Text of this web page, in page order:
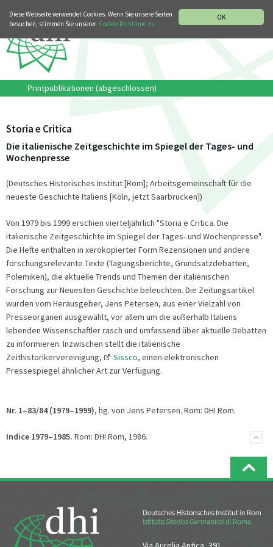
OK
Diese Webseite verwendet Cookies. Wenn Sie unsere Seiten
besuchen, stimmen Sie unserer Cookie-Richtlinie zu.
Printpublikationen (abgeschlossen)
Storia e Critica
Die italienische Zeitgeschichte im Spiegel der Tages- und
Wochenpresse
(Deutsches Historisches Institut [Rom]; Arbeitsgemeinschaft für die
neueste Geschichte Italiens [Köln, jetzt Saarbrücken])
Von 1979 bis 1999 erschien vierteljährlich "Storia e Critica. Die
italienische Zeitgeschichte im Spiegel der Tages- und Wochenpresse".
Die Hefte enthalten in xerokopierter Form Rezensionen und andere
forschungsrelevante Texte (Tagungsberichte, Grundsatzdebatten,
Polemiken), die aktuelle Trends und Themen der italienischen
Forschung zur Neuesten Geschichte beleuchten. Die Zeitungsartikel
wurden vom Herausgeber, Jens Petersen, aus einer Vielzahl von
Presseorganen ausgewählt, vor allem um die außerhalb Italiens
lebenden Wissenschaftler rasch und umfassend über aktuelle Debatten
zu informieren. Inzwischen stellt die italienische
Zeithistorikervereinigung,
Sissco, einen elektronischen
Pressespiegel ähnlicher Art zur Verfügung.
Nr. 1–83/84 (1979–1999), hg. von Jens Petersen. Rom: DHI Rom.
Indice 1979–1985. Rom: DHI Rom, 1986.